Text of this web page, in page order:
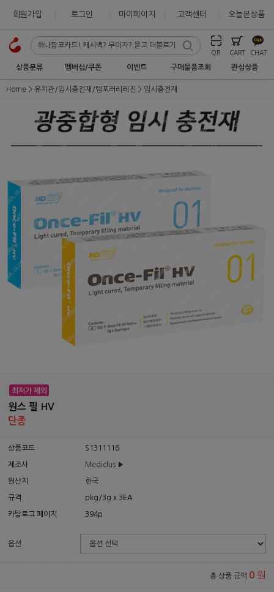
회원가입 로그인 마이페이지 고객센터 오늘본상품
QR CART CHAT
상품분류 멤버십/쿠폰 이벤트 구매물품조회 관심상품
Home 유치관/임시충전재/템포러리레진 임시충전재
원스 필 HV
단종
상품코드 S1311116
제조사 Mediclus ▶
원산지 한국
규격 pkg/3g x 3EA
카탈로그 페이지 394p
옵션
총 상품 금액 0 원